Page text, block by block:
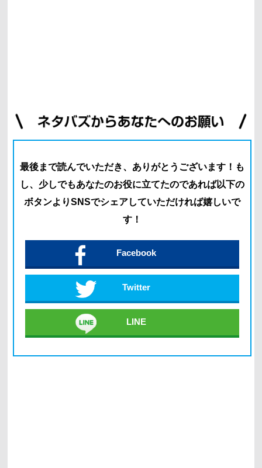
最後まで読んでいただき、ありがとうございます！ も
し、少しでもあなたのお役に立てたのであれば以下の
ボタンよりSNSでシェアしていただければ嬉しいで
す！
Facebook
Twitter
LINE